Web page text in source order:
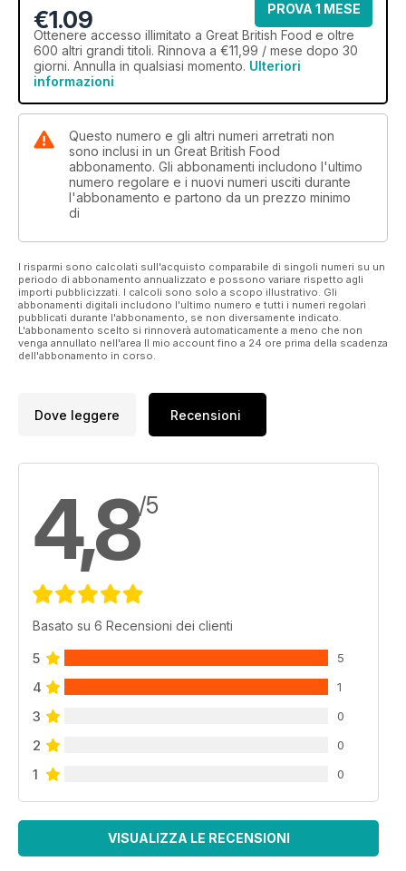
€1.09
PROVA 1 MESE
Ottenere accesso illimitato a Great British Food e oltre
600 altri grandi titoli. Rinnova a €11,99 / mese dopo 30
giorni. Annulla in qualsiasi momento. Ulteriori
informazioni
Questo numero e gli altri numeri arretrati non
sono inclusi in un Great British Food
abbonamento. Gli abbonamenti includono l'ultimo
numero regolare e i nuovi numeri usciti durante
l'abbonamento e partono da un prezzo minimo
di
I risparmi sono calcolati sull'acquisto comparabile di singoli numeri su un
periodo di abbonamento annualizzato e possono variare rispetto agli
importi pubblicizzati. I calcoli sono solo a scopo illustrativo. Gli
abbonamenti digitali includono l'ultimo numero e tutti i numeri regolari
pubblicati durante l'abbonamento, se non diversamente indicato.
L'abbonamento scelto si rinnoverà automaticamente a meno che non
venga annullato nell'area Il mio account fino a 24 ore prima della scadenza
dell'abbonamento in corso.
Dove leggere Recensioni
4,8/5
Basato su 6 Recensioni dei clienti
5 5
4 1
3 0
2 0
1 0
VISUALIZZA LE RECENSIONI